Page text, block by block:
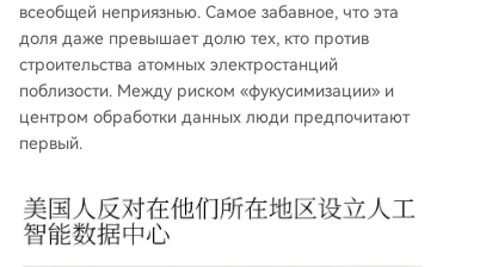
всеобщей неприязнью. Самое забавное, что эта
доля даже превышает долю тех, кто против
строительства атомных электростанций
поблизости. Между риском «фукусимизации» и
центром обработки данных люди предпочитают
первый.